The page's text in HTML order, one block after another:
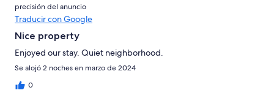
precisión del anuncio
Traducir con Google
Nice property
Enjoyed our stay. Quiet neighborhood.
Se alojó 2 noches en marzo de 2024
0